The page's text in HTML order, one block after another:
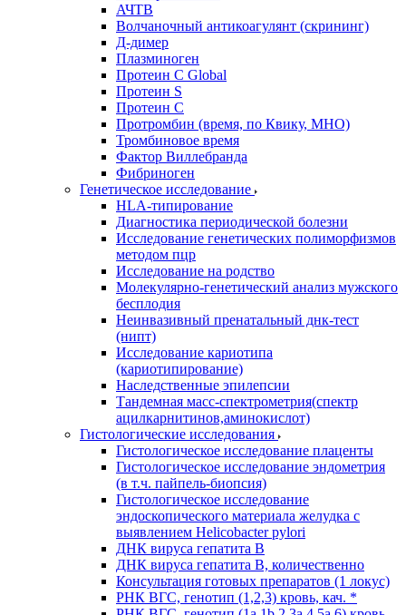
АЧТВ
Волчаночный антикоагулянт (скрининг)
Д-димер
Плазминоген
Протеин C Global
Протеин S
Протеин С
Протромбин (время, по Квику, МНО)
Тромбиновое время
Фактор Виллебранда
Фибриноген
Генетическое исследование
HLA-типирование
Диагностика периодической болезни
Исследование генетических полиморфизмов
методом пцр
Исследование на родство
Молекулярно-генетический анализ мужского
бесплодия
Неинвазивный пренатальный днк-тест
(нипт)
Исследование кариотипа
(кариотипирование)
Наследственные эпилепсии
Тандемная масс-спектрометрия(спектр
ацилкарнитинов,аминокислот)
Гистологические исследования
Гистологическое исследование плаценты
Гистологическое исследование эндометрия
(в т.ч. пайпель-биопсия)
Гистологическое исследование
эндоскопического материала желудка с
выявлением Helicobacter pylori
ДНК вируса гепатита B
ДНК вируса гепатита B, количественно
Консультация готовых препаратов (1 локус)
РНК ВГC, генотип (1,2,3) кровь, кач. *